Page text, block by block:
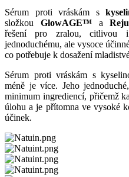
Sérum proti vráskám s
složkou GlowAGE™a
řešení pro zralou, citlivou
jednoduchému, ale vysoce
co potřebuje k dosažení
Sérum proti vráskám s
méně je více. Jeho
minimum ingrediencí, přičemž
úlohu a je přítomna ve vysoké
účinek.